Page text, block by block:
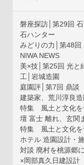
磐座探訪│第29回
石ハンター
みどりの力│第48回
NIWA NEWS
美×技│第25回 光と
工│岩城造園
庭園評│第7回 鼎談
建築家、荒川淳良
特集 風土と文化を
壇 富士 離れ、玄関
特集 風土と文化を
ホテル 造園設計・
対談 廃村を桃源郷
×岡部真久日建設計